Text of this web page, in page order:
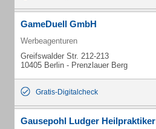
GameDuell GmbH
Werbeagenturen
Greifswalder Str. 212-213
10405 Berlin - Prenzlauer Berg
Gratis-Digitalcheck
Gausepohl Ludger Heilpraktiker